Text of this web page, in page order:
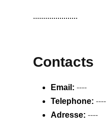
......................
Contacts
Email: ----
Telephone: ----
Adresse: ----